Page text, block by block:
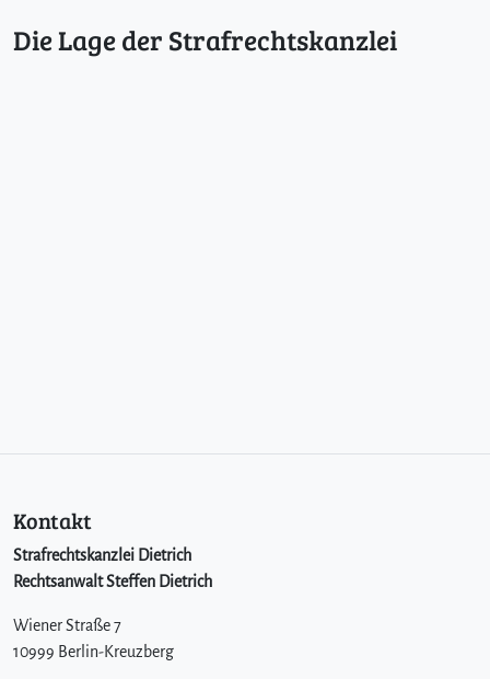
Die Lage der Strafrechtskanzlei
Kontakt
Strafrechtskanzlei Dietrich
Rechtsanwalt Steffen Dietrich
Wiener Straße 7
10999 Berlin-Kreuzberg